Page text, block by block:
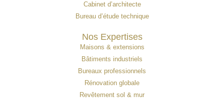
Cabinet d’architecte
Bureau d’étude technique
Nos Expertises
Maisons & extensions
Bâtiments industriels
Bureaux professionnels
Rénovation globale
Revêtement sol & mur